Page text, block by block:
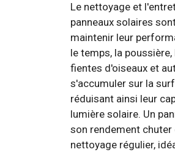
Le nettoyage et
panneaux solaires
maintenir leur
le temps, la
fientes d'oiseaux et
s'accumuler sur la
réduisant ainsi leur
lumière solaire. Un
son rendement chuter
nettoyage régulier,